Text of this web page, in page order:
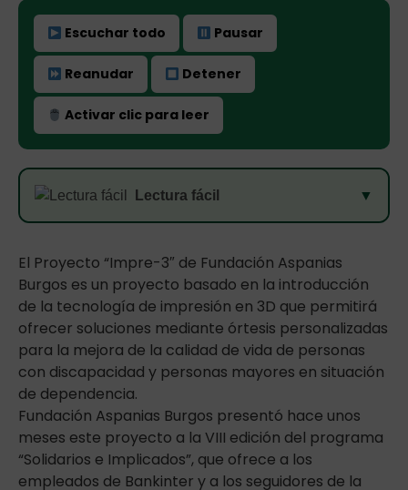
Escuchar todo Pausar
Reanudar Detener
Activar clic para leer
Lectura fácil ▼
El Proyecto “Impre-3″ de Fundación Aspanias
Burgos es un proyecto basado en la introducción
de la tecnología de impresión en 3D que permitirá
ofrecer soluciones mediante órtesis personalizadas
para la mejora de la calidad de vida de personas
con discapacidad y personas mayores en situación
de dependencia.
Fundación Aspanias Burgos presentó hace unos
meses este proyecto a la VIII edición del programa
“Solidarios e Implicados”, que ofrece a los
empleados de Bankinter y a los seguidores de la